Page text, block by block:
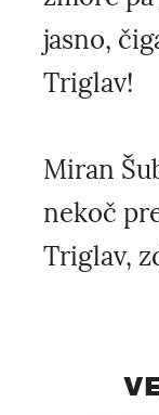
jasno,
Triglav!
Miran
nekoč
Triglav,